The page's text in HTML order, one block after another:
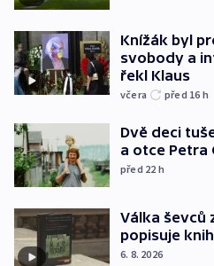
Knížák byl
svobody a
řekl Klaus
včera před 16 h
Dvě deci
a otce Petra
před 22 h
Válka ševců
popisuje
6. 8. 2026